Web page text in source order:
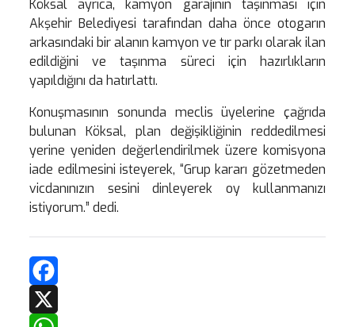
Köksal ayrıca, kamyon garajının taşınması için
Akşehir Belediyesi tarafından daha önce otogarın
arkasındaki bir alanın kamyon ve tır parkı olarak ilan
edildiğini ve taşınma süreci için hazırlıkların
yapıldığını da hatırlattı.
Konuşmasının sonunda meclis üyelerine çağrıda
bulunan Köksal, plan değişikliğinin reddedilmesi
yerine yeniden değerlendirilmek üzere komisyona
iade edilmesini isteyerek, “Grup kararı gözetmeden
vicdanınızın sesini dinleyerek oy kullanmanızı
istiyorum.” dedi.